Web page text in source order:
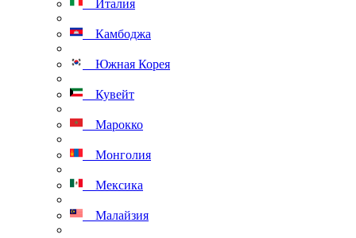
Италия
Камбоджа
Южная Корея
Кувейт
Марокко
Монголия
Мексика
Малайзия